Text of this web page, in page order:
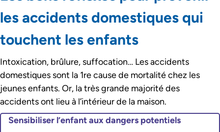
les accidents domestiques qui
touchent les enfants
Intoxication, brûlure, suffocation… Les accidents
domestiques sont la 1re cause de mortalité chez les
jeunes enfants. Or, la très grande majorité des
accidents ont lieu à l’intérieur de la maison.
Sensibiliser l’enfant aux dangers potentiels